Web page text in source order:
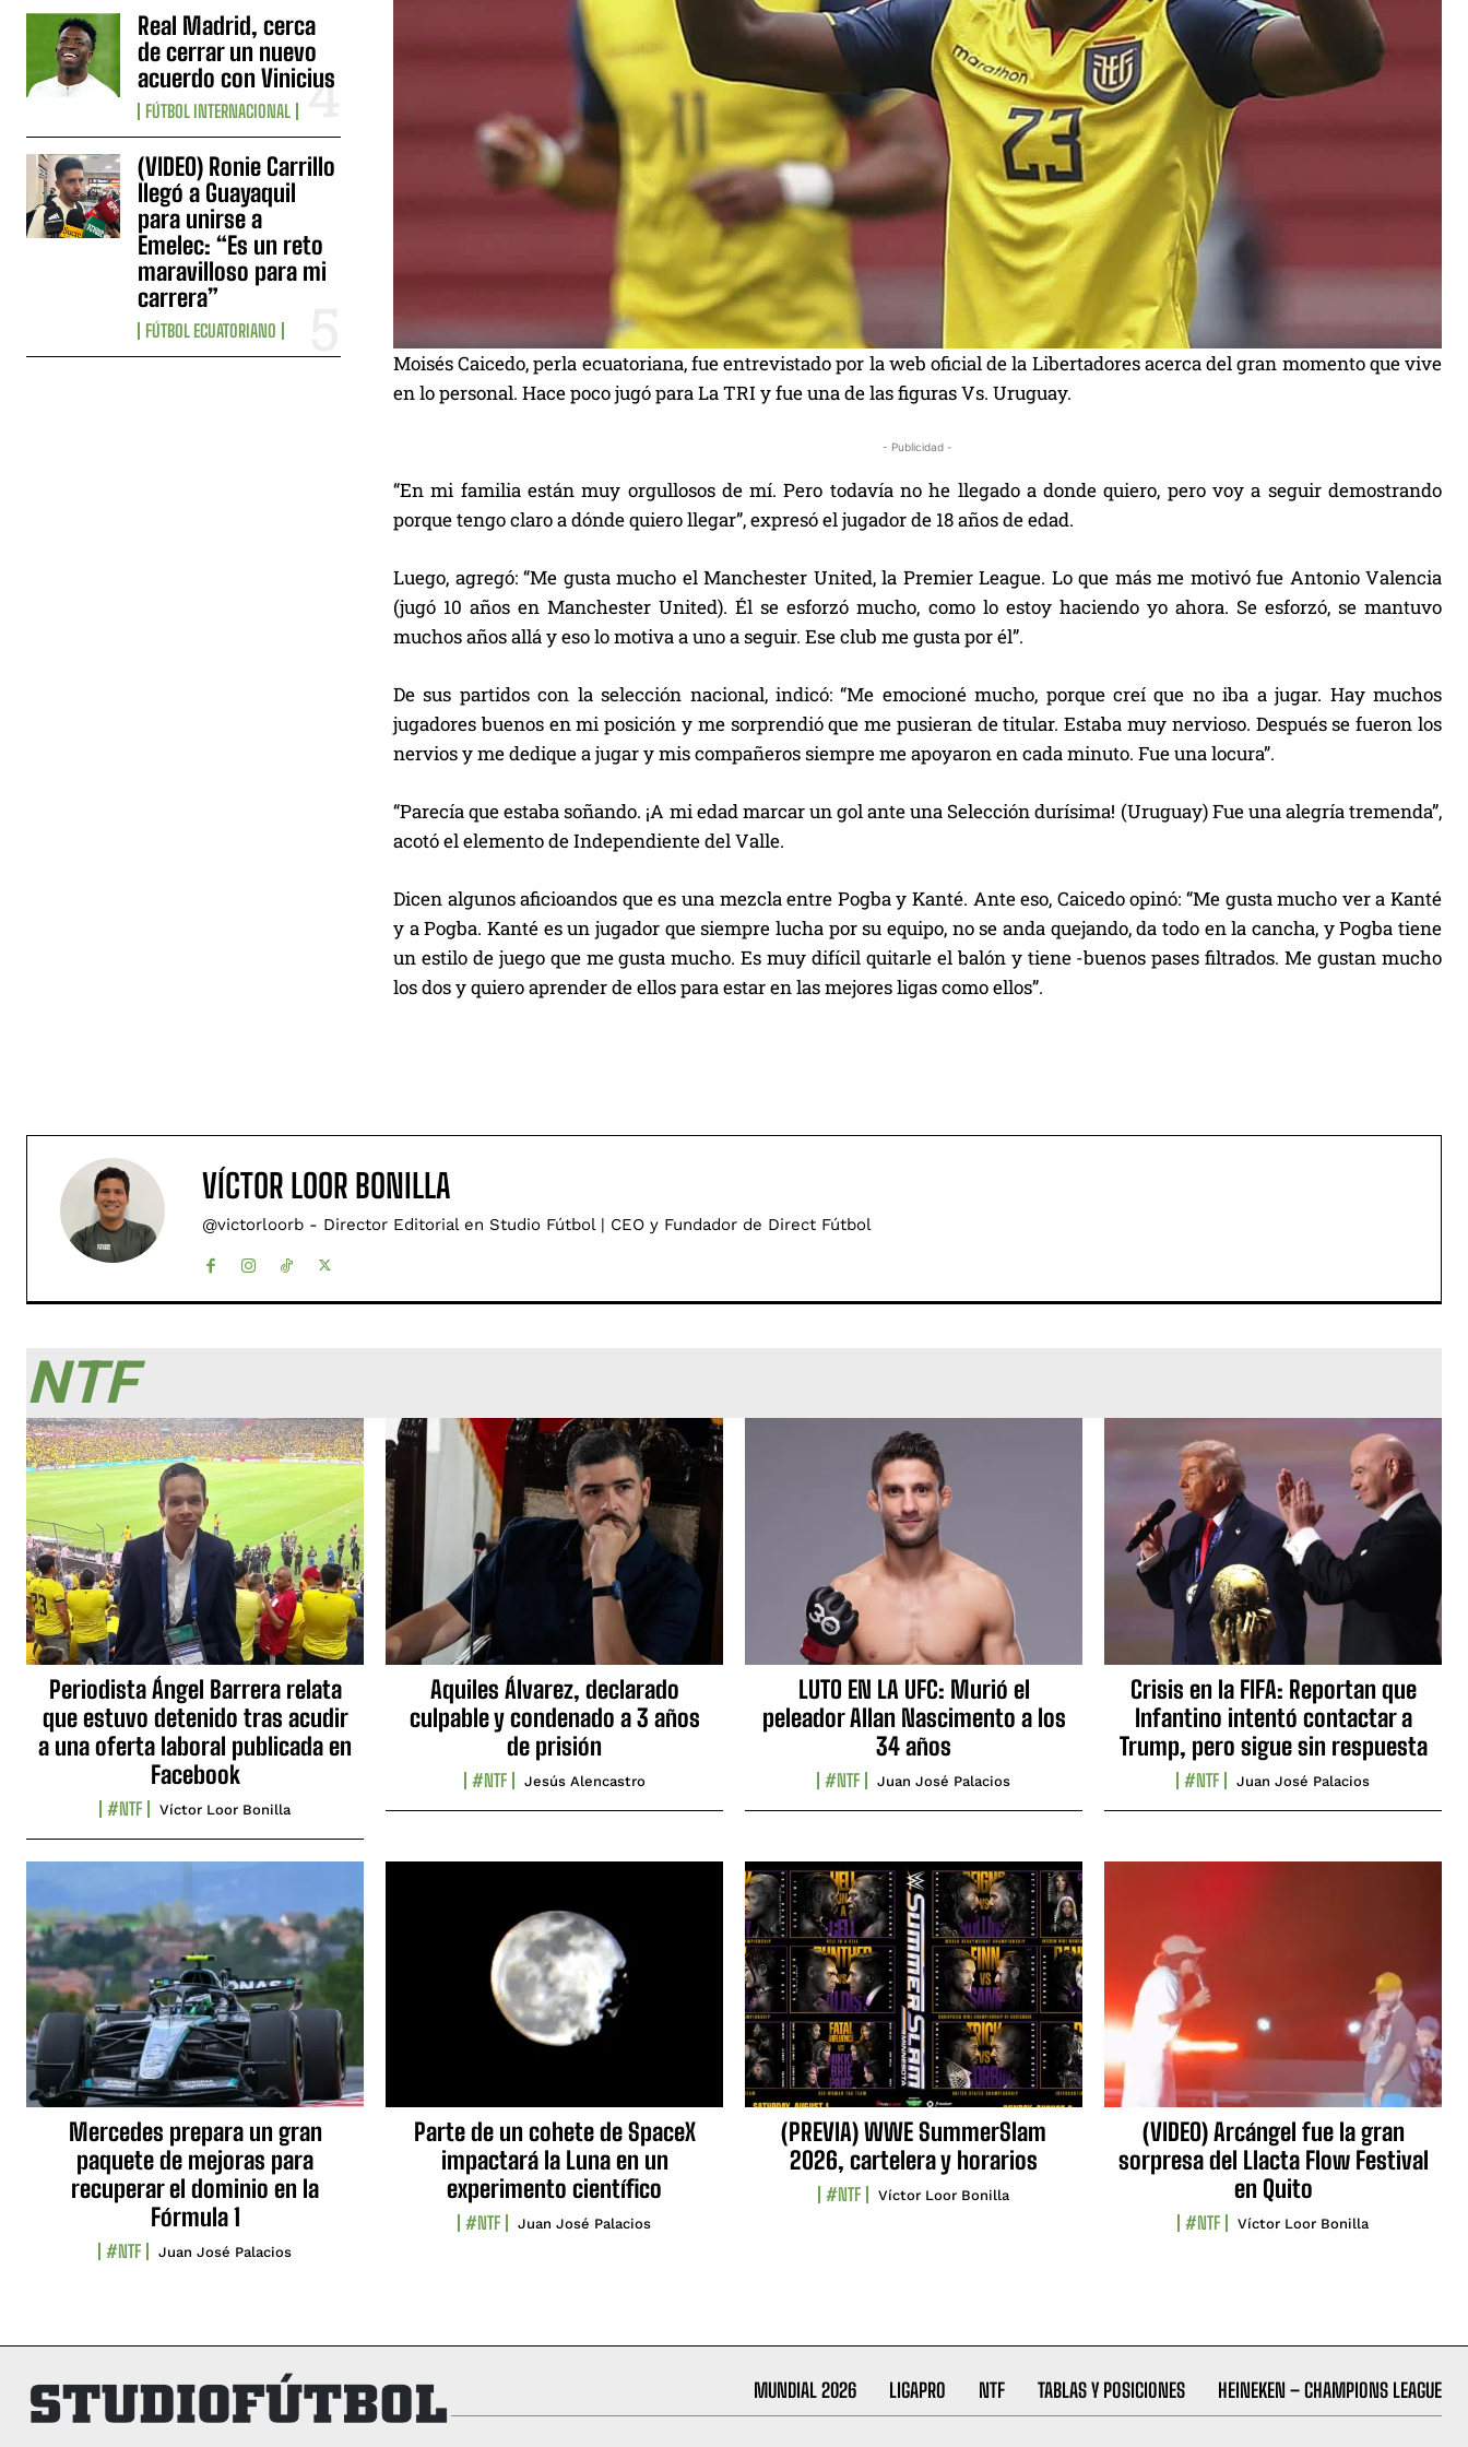
Real Madrid, cerca
de cerrar un nuevo
acuerdo con Vinicius
FÚTBOL INTERNACIONAL
(VIDEO) Ronie Carrillo
llegó a Guayaquil
para unirse a
Emelec: “Es un reto
maravilloso para mi
carrera”
FÚTBOL ECUATORIANO
Moisés Caicedo, perla ecuatoriana, fue entrevistado por la web oficial de la Libertadores acerca del gran momento que vive
en lo personal. Hace poco jugó para La TRI y fue una de las figuras Vs. Uruguay.
- Publicidad -
“En mi familia están muy orgullosos de mí. Pero todavía no he llegado a donde quiero, pero voy a seguir demostrando
porque tengo claro a dónde quiero llegar”, expresó el jugador de 18 años de edad.
Luego, agregó: “Me gusta mucho el Manchester United, la Premier League. Lo que más me motivó fue Antonio Valencia
(jugó 10 años en Manchester United). Él se esforzó mucho, como lo estoy haciendo yo ahora. Se esforzó, se mantuvo
muchos años allá y eso lo motiva a uno a seguir. Ese club me gusta por él”.
De sus partidos con la selección nacional, indicó: “Me emocioné mucho, porque creí que no iba a jugar. Hay muchos
jugadores buenos en mi posición y me sorprendió que me pusieran de titular. Estaba muy nervioso. Después se fueron los
nervios y me dedique a jugar y mis compañeros siempre me apoyaron en cada minuto. Fue una locura”.
“Parecía que estaba soñando. ¡A mi edad marcar un gol ante una Selección durísima! (Uruguay) Fue una alegría tremenda”,
acotó el elemento de Independiente del Valle.
Dicen algunos aficioandos que es una mezcla entre Pogba y Kanté. Ante eso, Caicedo opinó: “Me gusta mucho ver a Kanté
y a Pogba. Kanté es un jugador que siempre lucha por su equipo, no se anda quejando, da todo en la cancha, y Pogba tiene
un estilo de juego que me gusta mucho. Es muy difícil quitarle el balón y tiene -buenos pases filtrados. Me gustan mucho
los dos y quiero aprender de ellos para estar en las mejores ligas como ellos”.
VÍCTOR LOOR BONILLA
@victorloorb - Director Editorial en Studio Fútbol | CEO y Fundador de Direct Fútbol
NTF
Periodista Ángel Barrera relata
que estuvo detenido tras acudir
a una oferta laboral publicada en
Facebook
#NTF Víctor Loor Bonilla
Aquiles Álvarez, declarado
culpable y condenado a 3 años
de prisión
#NTF Jesús Alencastro
LUTO EN LA UFC: Murió el
peleador Allan Nascimento a los
34 años
#NTF Juan José Palacios
Crisis en la FIFA: Reportan que
Infantino intentó contactar a
Trump, pero sigue sin respuesta
#NTF Juan José Palacios
Mercedes prepara un gran
paquete de mejoras para
recuperar el dominio en la
Fórmula 1
#NTF Juan José Palacios
Parte de un cohete de SpaceX
impactará la Luna en un
experimento científico
#NTF Juan José Palacios
(PREVIA) WWE SummerSlam
2026, cartelera y horarios
#NTF Víctor Loor Bonilla
(VIDEO) Arcángel fue la gran
sorpresa del Llacta Flow Festival
en Quito
#NTF Víctor Loor Bonilla
MUNDIAL 2026 LIGAPRO NTF TABLAS Y POSICIONES HEINEKEN – CHAMPIONS LEAGUE